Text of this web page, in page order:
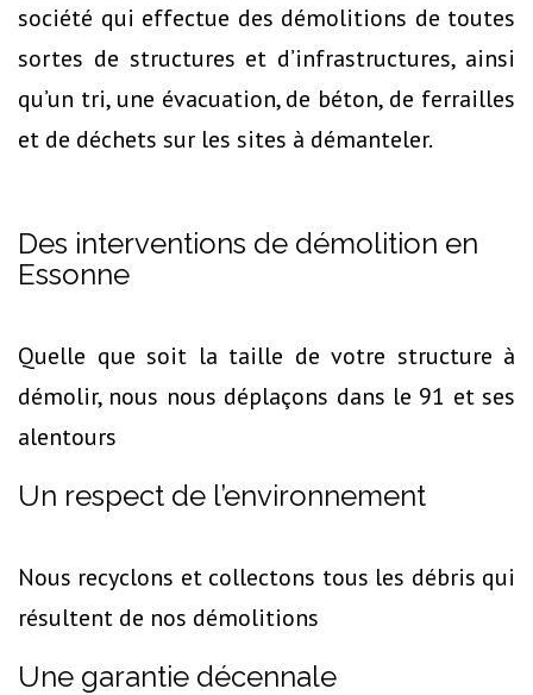
société qui effectue des démolitions de toutes
sortes de structures et d’infrastructures, ainsi
qu’un tri, une évacuation, de béton, de ferrailles
et de déchets sur les sites à démanteler.
Des interventions de démolition en
Essonne
Quelle que soit la taille de votre structure à
démolir, nous nous déplaçons dans le 91 et ses
alentours
Un respect de l’environnement
Nous recyclons et collectons tous les débris qui
résultent de nos démolitions
Une garantie décennale